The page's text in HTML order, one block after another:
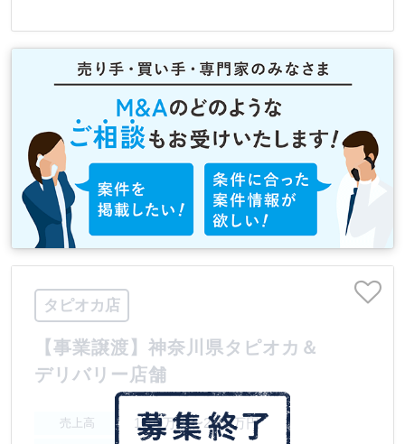
タピオカ店
【事業譲渡】神奈川県タピオカ＆
デリバリー店舗
売上高 1000万円〜2000万円